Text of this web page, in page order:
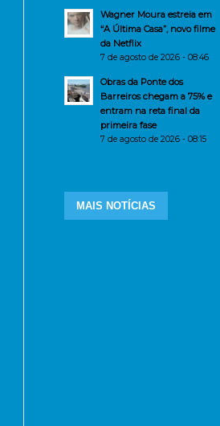
Wagner Moura estreia em
“A Última Casa”, novo filme
da Netflix
7 de agosto de 2026 - 08:46
Obras da Ponte dos
Barreiros chegam a 75% e
entram na reta final da
primeira fase
7 de agosto de 2026 - 08:15
MAIS NOTÍCIAS